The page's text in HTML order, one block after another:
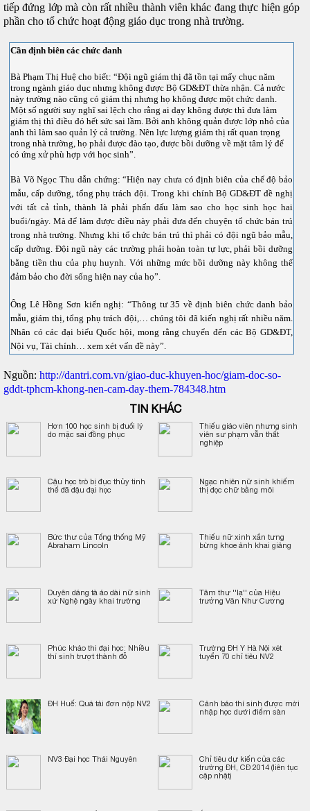
tiếp đứng lớp mà còn rất nhiều thành viên khác đang thực hiện góp
phần cho tổ chức hoạt động giáo dục trong nhà trường.
Cần định biên các chức danh
Bà Phạm Thị Huệ cho biết: “Đội ngũ giám thị đã tồn tại mấy chục năm
trong ngành giáo dục nhưng không được Bộ GD&ĐT thừa nhận. Cả nước
này trường nào cũng có giám thị nhưng họ không được một chức danh.
Một số người suy nghĩ sai lệch cho rằng ai dạy không được thì đưa làm
giám thị thì điều đó hết sức sai lầm. Bởi anh không quản được lớp nhỏ của
anh thì làm sao quản lý cả trường. Nên lực lượng giám thị rất quan trọng
trong nhà trường, họ phải được đào tạo, được bồi dưỡng về mặt tâm lý để
có ứng xử phù hợp với học sinh”.
Bà Võ Ngọc Thu dẫn chứng: “Hiện nay chưa có định biên của chế độ bảo
mẫu, cấp dưỡng, tổng phụ trách đội. Trong khi chính Bộ GD&ĐT đề nghị
với tất cả tỉnh, thành là phải phấn đấu làm sao cho học sinh học hai
buổi/ngày. Mà để làm được điều này phải đưa đến chuyện tổ chức bán trú
trong nhà trường. Nhưng khi tổ chức bán trú thì phải có đội ngũ bảo mẫu,
cấp dưỡng. Đội ngũ này các trường phải hoàn toàn tự lực, phải bồi dưỡng
bằng tiền thu của phụ huynh. Với những mức bồi dưỡng này không thể
đảm bảo cho đời sống hiện nay của họ”.
Ông Lê Hồng Sơn kiến nghị: “Thông tư 35 về định biên chức danh bảo
mẫu, giám thị, tổng phụ trách đội,… chúng tôi đã kiến nghị rất nhiều năm.
Nhân có các đại biểu Quốc hội, mong rằng chuyển đến các Bộ GD&ĐT,
Nội vụ, Tài chính… xem xét vấn đề này”.
Nguồn: http://dantri.com.vn/giao-duc-khuyen-hoc/giam-doc-so-
gddt-tphcm-khong-nen-cam-day-them-784348.htm
TIN KHÁC
Hơn 100 học sinh bị đuổi lý
do mặc sai đồng phục
Thiếu giáo viên nhưng sinh
viên sư phạm vẫn thất
nghiệp
Cậu học trò bị đục thủy tinh
thể đã đậu đại học
Ngạc nhiên nữ sinh khiếm
thị đọc chữ bằng môi
Bức thư của Tổng thống Mỹ
Abraham Lincoln
Thiếu nữ xinh xắn tưng
bừng khoe ảnh khai giảng
Duyên dáng tà áo dài nữ sinh
xứ Nghệ ngày khai trường
Tâm thư ''lạ'' của Hiệu
trưởng Văn Như Cương
Phúc khảo thi đại học: Nhiều
thí sinh trượt thành đỗ
Trường ĐH Y Hà Nội xét
tuyển 70 chỉ tiêu NV2
ĐH Huế: Quá tải đơn nộp NV2
Cảnh báo thí sinh được mời
nhập học dưới điểm sàn
NV3 Đại học Thái Nguyên
Chỉ tiêu dự kiến của các
trường ĐH, CĐ 2014 (liên tục
cập nhật)